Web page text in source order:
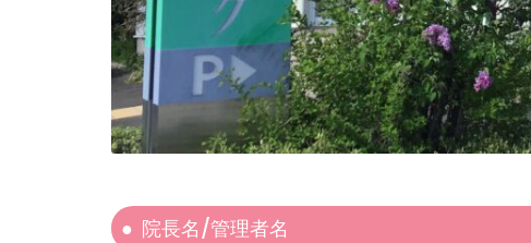
院長名/管理者名